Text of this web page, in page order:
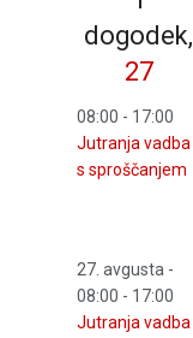
dogodek,
27
08:00 - 17:00
Jutranja vadba
s sproščanjem
27. avgusta -
08:00 - 17:00
Jutranja vadba